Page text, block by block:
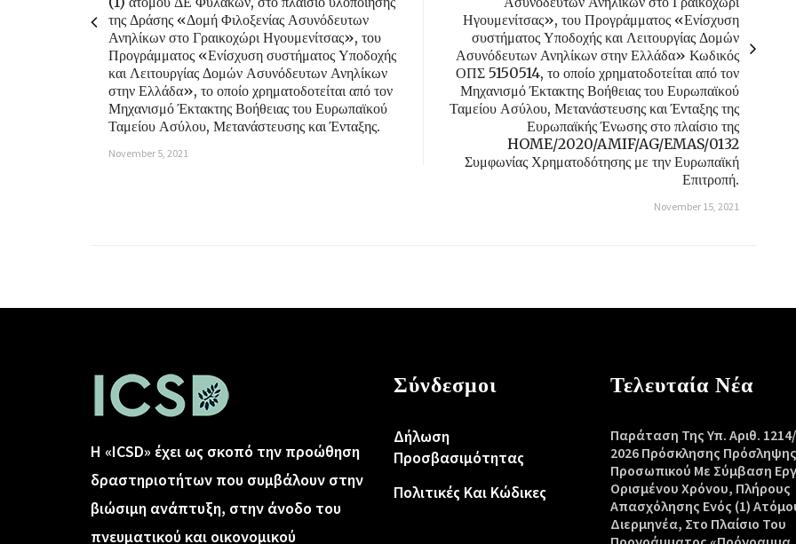
της Δράσης «Δομή Φιλοξενίας Ασυνόδευτων
Ανηλίκων στο Γραικοχώρι Ηγουμενίτσας», του
Προγράμματος «Ενίσχυση συστήματος Υποδοχής
και Λειτουργίας Δομών Ασυνόδευτων Ανηλίκων
στην Ελλάδα», το οποίο χρηματοδοτείται από τον
Μηχανισμό Έκτακτης Βοήθειας του Ευρωπαϊκού
Ταμείου Ασύλου, Μετανάστευσης και Ένταξης.
November 5, 2021
Ηγουμενίτσας», του Προγράμματος «Ενίσχυση
συστήματος Υποδοχής και Λειτουργίας Δομών
Ασυνόδευτων Ανηλίκων στην Ελλάδα» Κωδικός
ΟΠΣ 5150514, το οποίο χρηματοδοτείται από τον
Μηχανισμό Έκτακτης Βοήθειας του Ευρωπαϊκού
Ταμείου Ασύλου, Μετανάστευσης και Ένταξης της
Ευρωπαϊκής Ένωσης στο πλαίσιο της
HOME/2020/AMIF/AG/EMAS/0132
Συμφωνίας Χρηματοδότησης με την Ευρωπαϊκή
Επιτροπή.
November 15, 2021
Η «ICSD» έχει ως σκοπό την προώθηση
δραστηριοτήτων που συμβάλουν στην
βιώσιμη ανάπτυξη, στην άνοδο του
πνευματικού και οικονομικού
Σύνδεσμοι
Δήλωση
Προσβασιμότητας
Πολιτικές Και Κώδικες
Τελευταία Νέα
Παράταση Της Υπ. Αριθ.
2026 Πρόσκλησης Πρόσληψης
Προσωπικού Με Σύμβαση
Ορισμένου Χρόνου, Πλήρους
Απασχόλησης Ενός (1)
Διερμηνέα, Στο Πλαίσιο Του